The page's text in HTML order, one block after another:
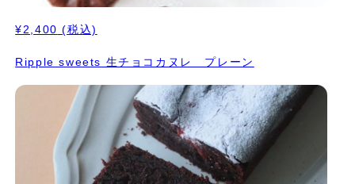
¥2,400 (税込)
Ripple sweets 生チョコカヌレ プレーン